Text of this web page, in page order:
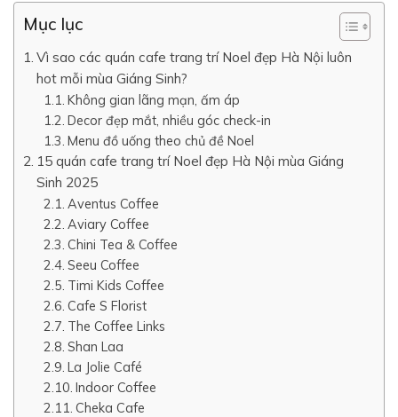
Mục lục
Vì sao các quán cafe trang trí Noel đẹp Hà Nội luôn
hot mỗi mùa Giáng Sinh?
Không gian lãng mạn, ấm áp
Decor đẹp mắt, nhiều góc check-in
Menu đồ uống theo chủ đề Noel
15 quán cafe trang trí Noel đẹp Hà Nội mùa Giáng
Sinh 2025
Aventus Coffee
Aviary Coffee
Chini Tea & Coffee
Seeu Coffee
Timi Kids Coffee
Cafe S Florist
The Coffee Links
Shan Laa
La Jolie Café
Indoor Coffee
Cheka Cafe